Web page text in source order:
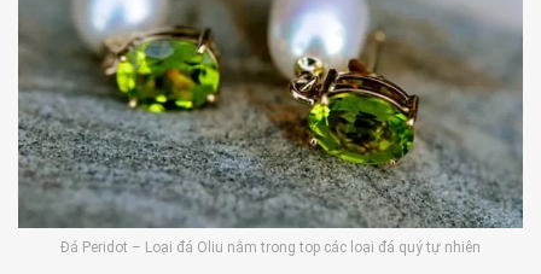
Đá Peridot – Loại đá Oliu nằm trong top các loại đá quý tự nhiên